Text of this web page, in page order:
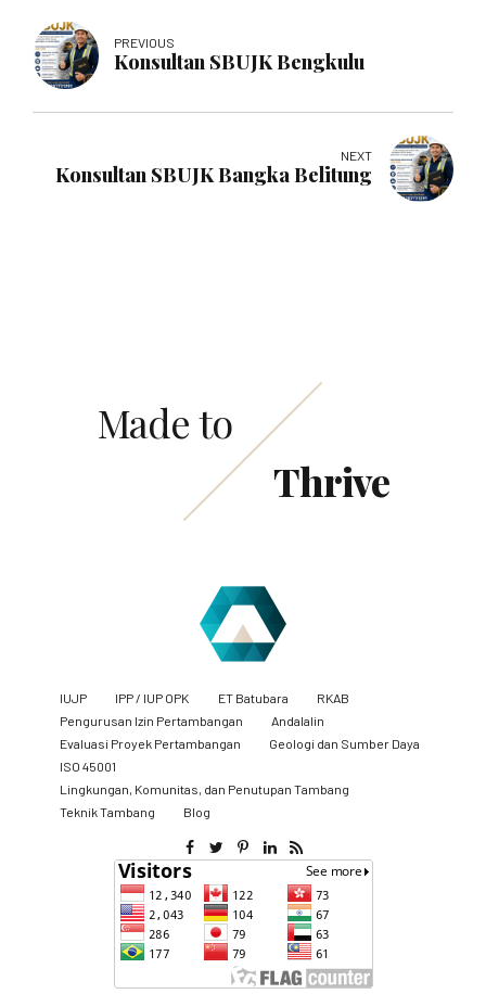
PREVIOUS
Konsultan SBUJK Bengkulu
NEXT
Konsultan SBUJK Bangka Belitung
Made to
Thrive
IUJP IPP / IUP OPK ET Batubara
RKAB
Pengurusan Izin Pertambangan
Andalalin
Evaluasi Proyek Pertambangan
Geologi dan Sumber Daya
ISO 45001
Lingkungan, Komunitas, dan Penutupan Tambang
​Teknik Tambang
Blog